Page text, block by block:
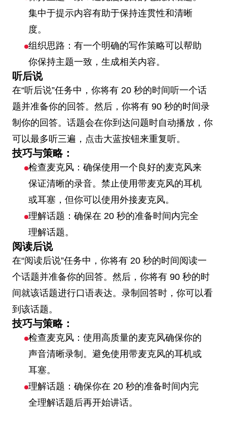
集中于提示内容有助于保持连贯性和清晰
度。
组织思路：有一个明确的写作策略可以帮助
你保持主题一致，生成相关内容。
听后说
在“听后说”任务中，你将有 20 秒的时间听一个话
题并准备你的回答。然后，你将有 90 秒的时间录
制你的回答。话题会在你到达问题时自动播放，你
可以最多听三遍，点击大蓝按钮来重复听。
技巧与策略：
检查麦克风：确保使用一个良好的麦克风来
保证清晰的录音。禁止使用带麦克风的耳机
或耳塞，但你可以使用外接麦克风。
理解话题：确保在 20 秒的准备时间内完全
理解话题。
阅读后说
在“阅读后说”任务中，你将有 20 秒的时间阅读一
个话题并准备你的回答。然后，你将有 90 秒的时
间就该话题进行口语表达。录制回答时，你可以看
到该话题。
技巧与策略：
检查麦克风：使用高质量的麦克风确保你的
声音清晰录制。避免使用带麦克风的耳机或
耳塞。
理解话题：确保你在 20 秒的准备时间内完
全理解话题后再开始讲话。